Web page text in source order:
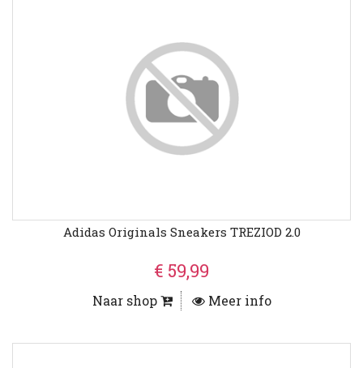
Adidas Originals Sneakers TREZIOD 2.0
€ 59,99
Naar shop Meer info